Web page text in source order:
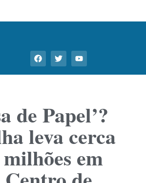
de Papel’?
leva cerca
em